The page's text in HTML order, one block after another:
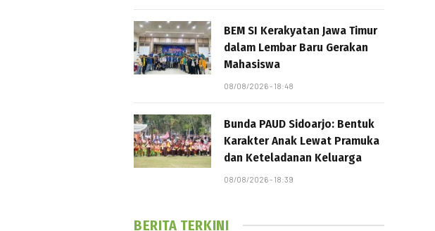
BEM SI Kerakyatan Jawa Timur
dalam Lembar Baru Gerakan
Mahasiswa
08/08/2026 - 18:48
Bunda PAUD Sidoarjo: Bentuk
Karakter Anak Lewat Pramuka
dan Keteladanan Keluarga
08/08/2026 - 18:39
BERITA TERKINI